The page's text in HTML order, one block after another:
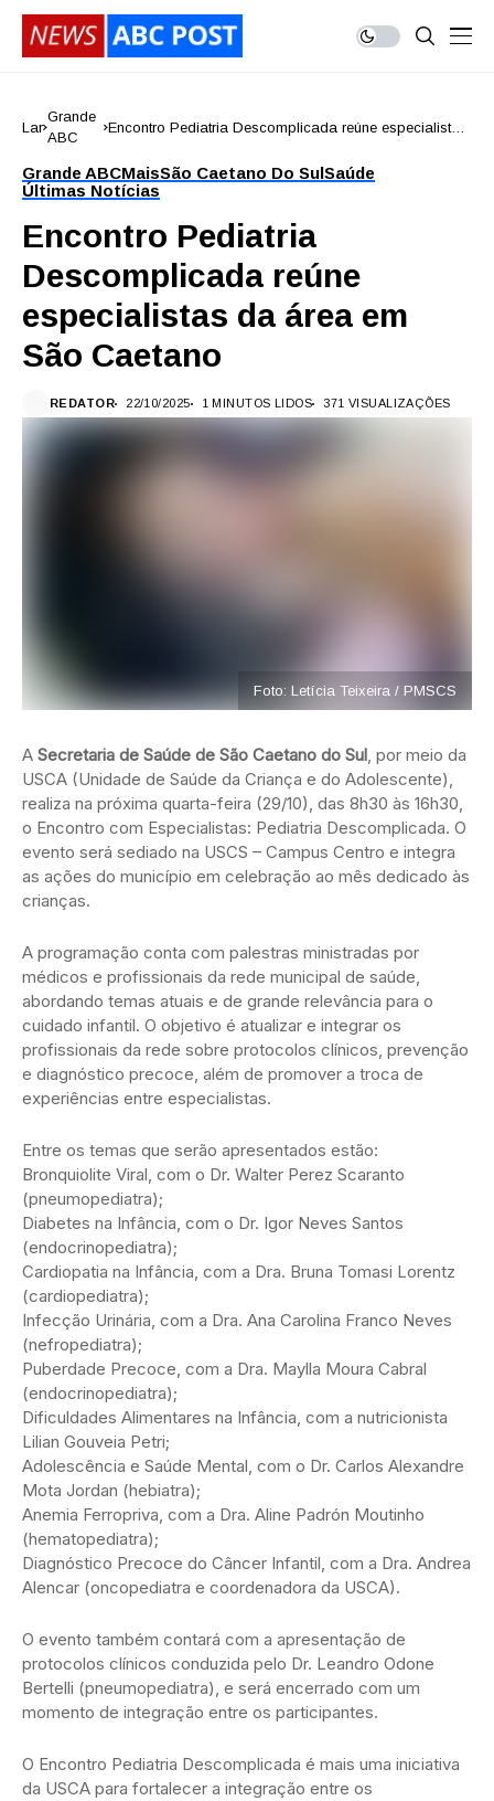
Lar
Grande
ABC
Encontro Pediatria Descomplicada reúne especialistas
Grande ABCMaisSão Caetano Do SulSaúde
Últimas Notícias
Encontro Pediatria
Descomplicada reúne
especialistas da área em
São Caetano
REDATOR 22/10/2025 1 MINUTOS LIDOS 371 VISUALIZAÇÕES
Foto: Letícia Teixeira / PMSCS
A Secretaria de Saúde de São Caetano do Sul, por meio da
USCA (Unidade de Saúde da Criança e do Adolescente),
realiza na próxima quarta-feira (29/10), das 8h30 às 16h30,
o Encontro com Especialistas: Pediatria Descomplicada. O
evento será sediado na USCS – Campus Centro e integra
as ações do município em celebração ao mês dedicado às
crianças.
A programação conta com palestras ministradas por
médicos e profissionais da rede municipal de saúde,
abordando temas atuais e de grande relevância para o
cuidado infantil. O objetivo é atualizar e integrar os
profissionais da rede sobre protocolos clínicos, prevenção
e diagnóstico precoce, além de promover a troca de
experiências entre especialistas.
Entre os temas que serão apresentados estão:
Bronquiolite Viral, com o Dr. Walter Perez Scaranto
(pneumopediatra);
Diabetes na Infância, com o Dr. Igor Neves Santos
(endocrinopediatra);
Cardiopatia na Infância, com a Dra. Bruna Tomasi Lorentz
(cardiopediatra);
Infecção Urinária, com a Dra. Ana Carolina Franco Neves
(nefropediatra);
Puberdade Precoce, com a Dra. Maylla Moura Cabral
(endocrinopediatra);
Dificuldades Alimentares na Infância, com a nutricionista
Lilian Gouveia Petri;
Adolescência e Saúde Mental, com o Dr. Carlos Alexandre
Mota Jordan (hebiatra);
Anemia Ferropriva, com a Dra. Aline Padrón Moutinho
(hematopediatra);
Diagnóstico Precoce do Câncer Infantil, com a Dra. Andrea
Alencar (oncopediatra e coordenadora da USCA).
O evento também contará com a apresentação de
protocolos clínicos conduzida pelo Dr. Leandro Odone
Bertelli (pneumopediatra), e será encerrado com um
momento de integração entre os participantes.
O Encontro Pediatria Descomplicada é mais uma iniciativa
da USCA para fortalecer a integração entre os